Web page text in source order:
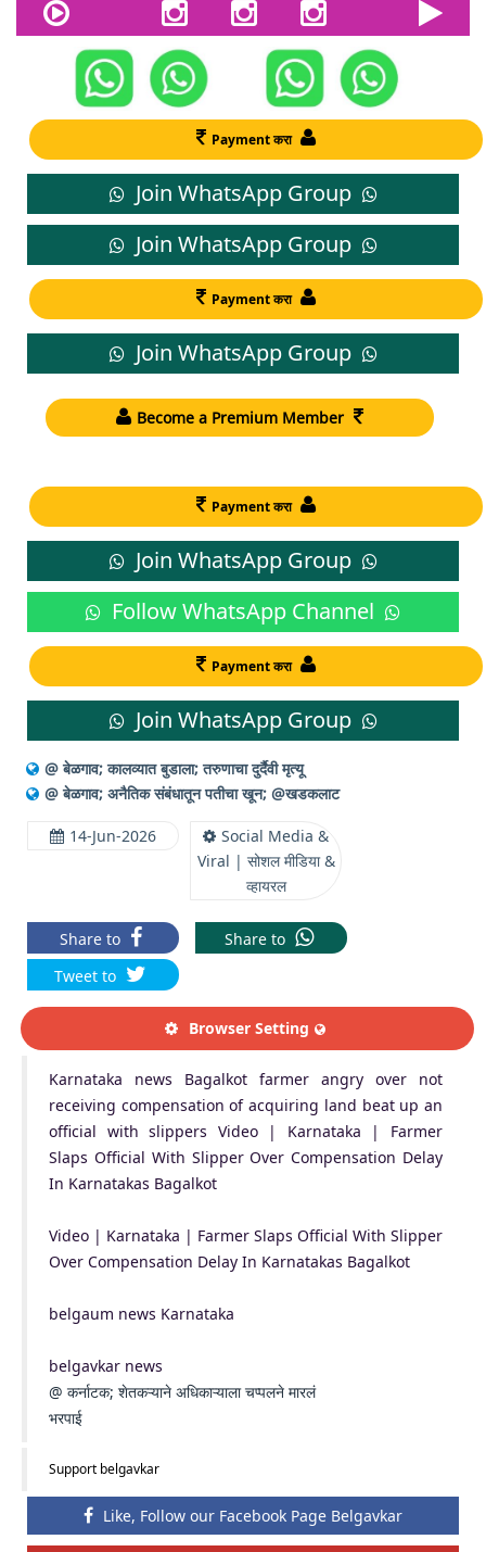
Payment करा
Join WhatsApp Group
Join WhatsApp Group
Payment करा
Join WhatsApp Group
Become a Premium Member
Payment करा
Join WhatsApp Group
Follow WhatsApp Channel
Payment करा
Join WhatsApp Group
@ बेळगाव; कालव्यात बुडाला; तरुणाचा दुर्दैवी मृत्यू
@ बेळगाव; अनैतिक संबंधातून पतीचा खून; @खडकलाट
14-Jun-2026
Social Media &
Viral | सोशल मीडिया &
व्हायरल
Share to
Share to
Tweet to
Browser Setting
Karnataka news Bagalkot farmer angry over not
receiving compensation of acquiring land beat up an
official with slippers Video | Karnataka | Farmer
Slaps Official With Slipper Over Compensation Delay
In Karnatakas Bagalkot
Video | Karnataka | Farmer Slaps Official With Slipper
Over Compensation Delay In Karnatakas Bagalkot
belgaum news Karnataka
belgavkar news
@ कर्नाटक; शेतकऱ्याने अधिकाऱ्याला चप्पलने मारलं
भरपाई
Support belgavkar
Like, Follow our Facebook Page Belgavkar